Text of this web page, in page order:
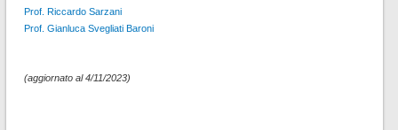
Prof. Riccardo Sarzani
Prof. Gianluca Svegliati Baroni
(aggiornato al 4/11/2023)